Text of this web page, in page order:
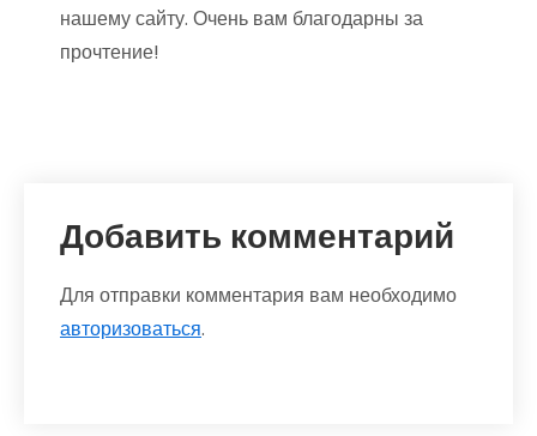
нашему сайту. Очень вам благодарны за
прочтение!
Добавить комментарий
Для отправки комментария вам необходимо
авторизоваться.